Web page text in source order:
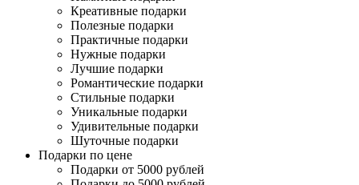
Креативные подарки
Полезные подарки
Практичные подарки
Нужные подарки
Лучшие подарки
Романтические подарки
Стильные подарки
Уникальные подарки
Удивительные подарки
Шуточные подарки
Подарки по цене
Подарки от 5000 рублей